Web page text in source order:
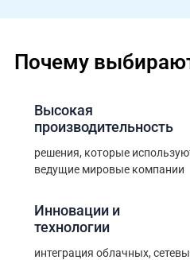
Почему
Высокая
производительность
решения, которые
ведущие мировые компании
Инновации и
технологии
интеграция облачных,